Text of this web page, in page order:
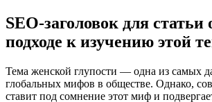
SEO-заголовок для
подходе к изучению этой
Тема женской глупости — одна из самых
глобальных мифов в обществе. Однако,
ставит под сомнение этот миф и